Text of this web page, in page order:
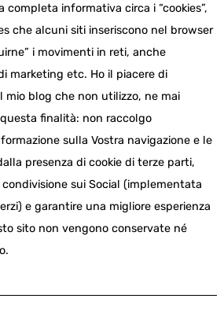
informativa circa i “cookies”,
che alcuni siti inseriscono nel browser
i movimenti in reti, anche
marketing etc. Ho il piacere di
mio blog che non utilizzo, ne mai
finalità: non raccolgo
sulla Vostra navigazione e le
presenza di cookie di terze parti,
sui Social (implementata
e garantire una migliore esperienza
sito non vengono conservate né